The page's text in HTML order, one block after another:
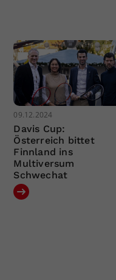
09.12.2024
Davis Cup:
Österreich bittet
Finnland ins
Multiversum
Schwechat